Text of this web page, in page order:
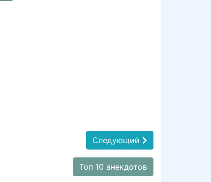
Следующий
Топ 10 анекдотов